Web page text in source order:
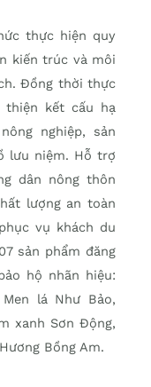
thực hiện quy
kiến trúc và môi
Đồng thời thực
thiện kết cấu hạ
nghiệp, sản
lưu niệm. Hỗ trợ
dân nông thôn
lượng an toàn
vụ khách du
sản phẩm đăng
hộ nhãn hiệu:
lá Như Bảo,
xanh Sơn Động,
Bồng Am.